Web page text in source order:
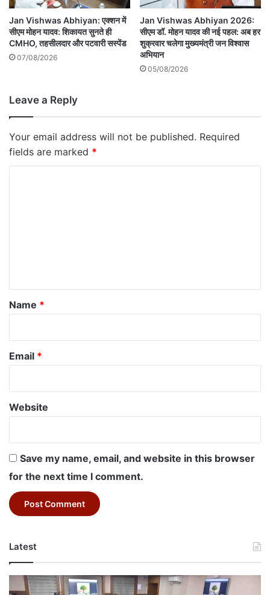
Jan Vishwas Abhiyan: एक्शन में
सीएम मोहन यादव: शिकायत सुनते ही
CMHO, तहसीलदार और पटवारी सस्पेंड
07/08/2026
Jan Vishwas Abhiyan 2026:
सीएम डॉ. मोहन यादव की नई पहल: अब हर
शुक्रवार चलेगा मुख्यमंत्री जन विश्वास
अभियान
05/08/2026
Leave a Reply
Your email address will not be published. Required
fields are marked *
*
Name *
Email *
Website
Save my name, email, and website in this browser
for the next time I comment.
Latest
Betul